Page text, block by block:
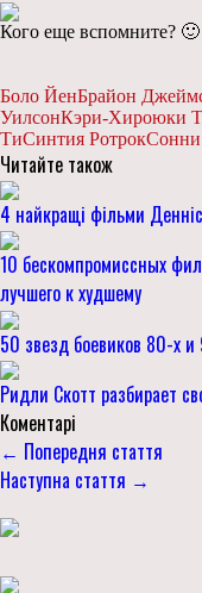
Кого еще вспомните? 🙂
Боло ЙенБрайон
УилсонКэри-Хироюки
ТиСинтия Ротрок
Читайте також
4 найкращі фільми
10 бескомпромиссных
лучшего к худшему
50 звезд боевиков 80-х
Ридли Скотт разбирает
Коментарі
← Попередня стаття
Наступна стаття →